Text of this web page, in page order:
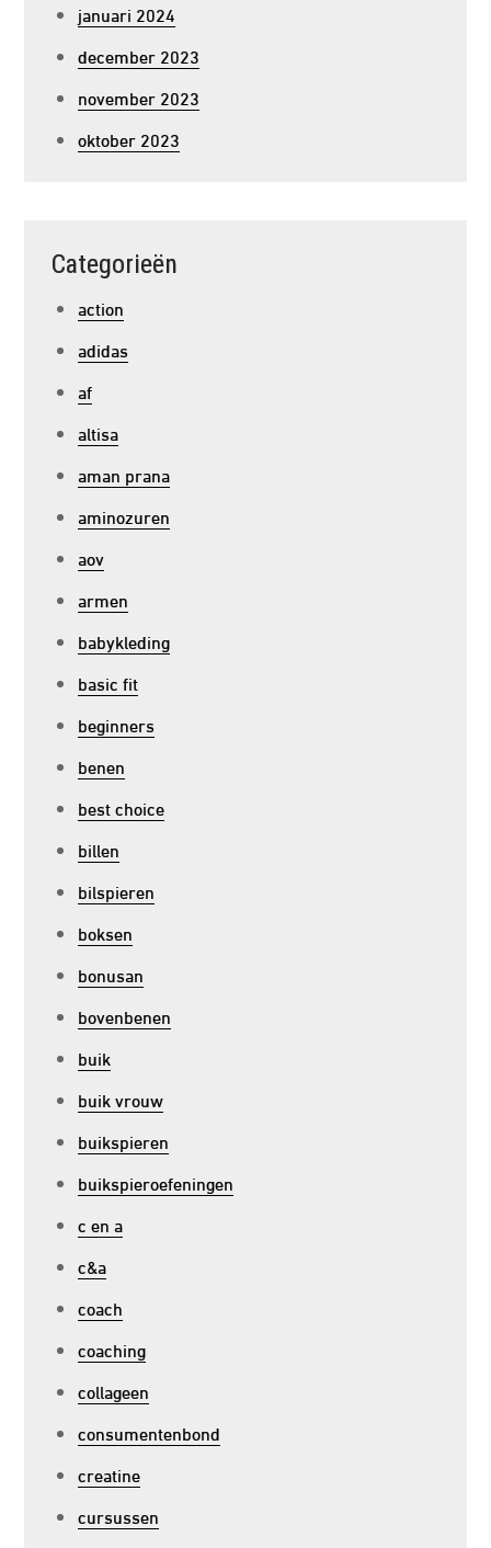
januari 2024
december 2023
november 2023
oktober 2023
Categorieën
action
adidas
af
altisa
aman prana
aminozuren
aov
armen
babykleding
basic fit
beginners
benen
best choice
billen
bilspieren
boksen
bonusan
bovenbenen
buik
buik vrouw
buikspieren
buikspieroefeningen
c en a
c&a
coach
coaching
collageen
consumentenbond
creatine
cursussen